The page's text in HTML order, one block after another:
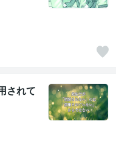
されて